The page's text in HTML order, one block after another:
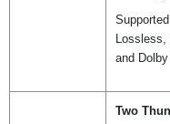
Lossless,
and
Two